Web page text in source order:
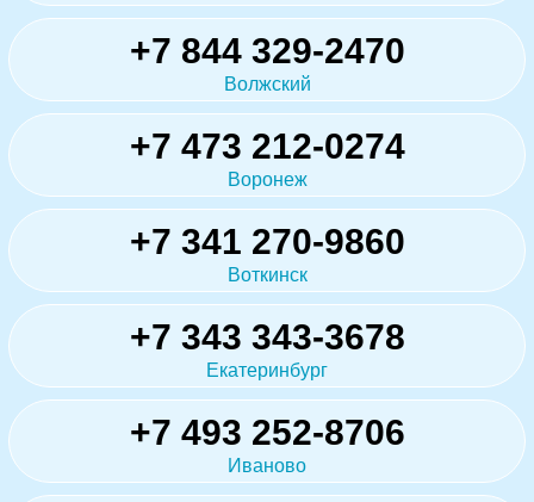
+7 844 329-2470
Волжский
+7 473 212-0274
Воронеж
+7 341 270-9860
Воткинск
+7 343 343-3678
Екатеринбург
+7 493 252-8706
Иваново